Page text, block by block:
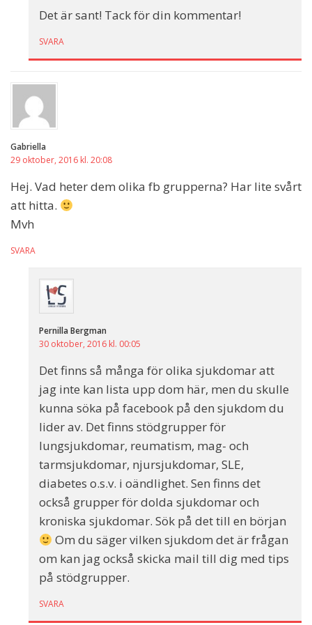
Det är sant! Tack för din kommentar!
SVARA
Gabriella
29 oktober, 2016 kl. 20:08
Hej. Vad heter dem olika fb grupperna? Har lite svårt
att hitta.
Mvh
SVARA
Pernilla Bergman
30 oktober, 2016 kl. 00:05
Det finns så många för olika sjukdomar att
jag inte kan lista upp dom här, men du skulle
kunna söka på facebook på den sjukdom du
lider av. Det finns stödgrupper för
lungsjukdomar, reumatism, mag- och
tarmsjukdomar, njursjukdomar, SLE,
diabetes o.s.v. i oändlighet. Sen finns det
också grupper för dolda sjukdomar och
kroniska sjukdomar. Sök på det till en början
Om du säger vilken sjukdom det är frågan
om kan jag också skicka mail till dig med tips
på stödgrupper.
SVARA